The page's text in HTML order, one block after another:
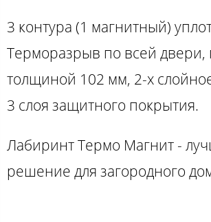
3 контура (1 магнитный)
Терморазрыв по всей двери,
толщиной 102 мм, 2-х
3 слоя защитного покрытия.
Лабиринт Термо Магнит -
решение для загородного